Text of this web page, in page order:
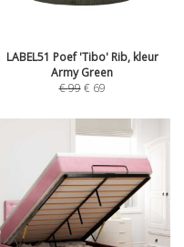
LABEL51 Poef 'Tibo' Rib, kleur
Army Green
€99 € 69